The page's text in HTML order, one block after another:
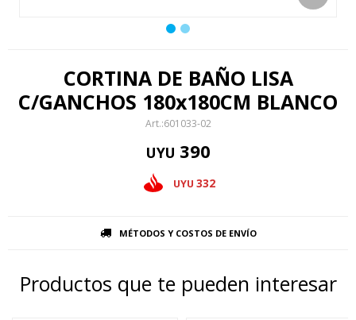
CORTINA DE BAÑO LISA
C/GANCHOS 180x180CM BLANCO
601033-02
UYU 390
UYU 332
MÉTODOS Y COSTOS DE ENVÍO
Productos que te pueden interesar